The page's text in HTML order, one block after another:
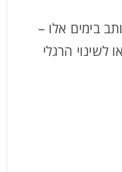
בימים אלו –
הרגלי